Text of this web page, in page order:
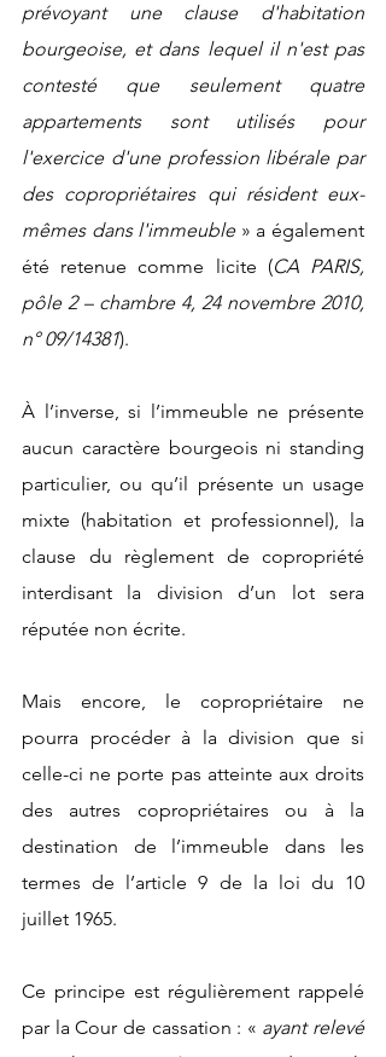
prévoyant une clause d'habitation
bourgeoise, et dans lequel il n'est pas
contesté que seulement quatre
appartements sont utilisés pour
l'exercice d'une profession libérale par
des copropriétaires qui résident eux-
mêmes dans l'immeuble » a également
été retenue comme licite (CA PARIS,
pôle 2 – chambre 4, 24 novembre 2010,
n° 09/14381).
À l’inverse, si l’immeuble ne présente
aucun caractère bourgeois ni standing
particulier, ou qu’il présente un usage
mixte (habitation et professionnel), la
clause du règlement de copropriété
interdisant la division d’un lot sera
réputée non écrite.
Mais encore, le copropriétaire ne
pourra procéder à la division que si
celle-ci ne porte pas atteinte aux droits
des autres copropriétaires ou à la
destination de l’immeuble dans les
termes de l’article 9 de la loi du 10
juillet 1965.
Ce principe est régulièrement rappelé
par la Cour de cassation : « ayant relevé